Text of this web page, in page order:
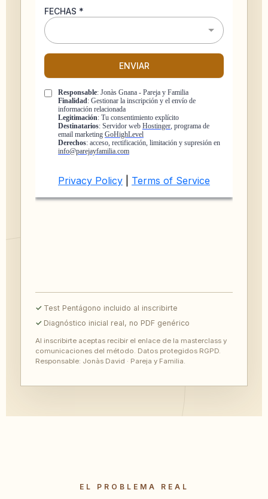
Test Pentágono incluido al inscribirte
Diagnóstico inicial real, no PDF genérico
Al inscribirte aceptas recibir el enlace de la masterclass y
comunicaciones del método. Datos protegidos RGPD.
Responsable: Jonàs David · Pareja y Familia.
EL PROBLEMA REAL